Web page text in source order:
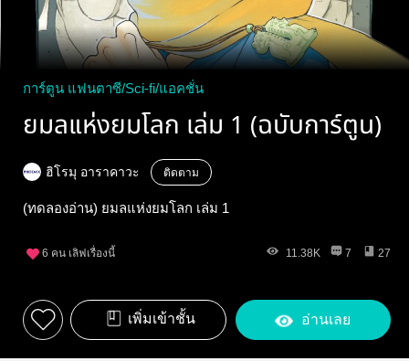
การ์ตูน แฟนตาซี/Sci-fi/แอคชั่น
ยมลแห่งยมโลก เล่ม 1 (ฉบับการ์ตูน)
ฮิโรมุ อาราคาวะ ติดตาม
(ทดลองอ่าน) ยมลแห่งยมโลก เล่ม 1
6 คน เลิฟเรื่องนี้ 11.38K 7 27
เพิ่มเข้าชั้น อ่านเลย